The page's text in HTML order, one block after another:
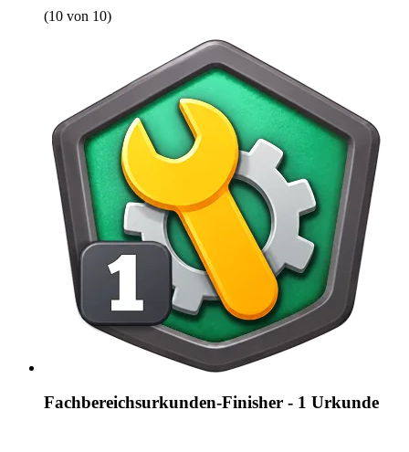
(10 von 10)
Fachbereichsurkunden-Finisher - 1 Urkunde